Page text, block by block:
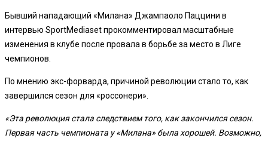
Бывший нападающий «Милана» Джампаоло Паццини в
интервью SportMediaset прокомментировал масштабные
изменения в клубе после провала в борьбе за место в Лиге
чемпионов.
По мнению экс-форварда, причиной революции стало то, как
завершился сезон для «россонери».
«Эта революция стала следствием того, как закончился сезон.
Первая часть чемпионата у «Милана» была хорошей. Возможно,